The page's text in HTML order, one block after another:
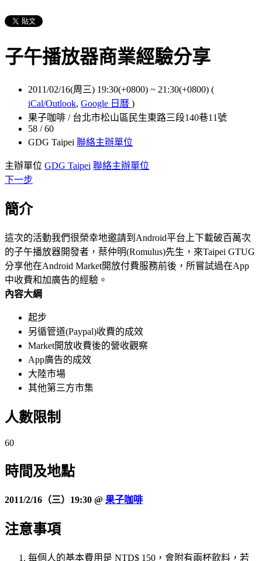
子午播放器商業經驗分享
2011/02/16(周三) 19:30(+0800) ~ 21:30(+0800) (
iCal/Outlook, Google 日曆 )
果子咖啡 / 台北市松山區民生東路三段140巷11號
58 / 60
GDG Taipei 聯絡主辦單位
主辦單位 GDG Taipei 聯絡主辦單位
下一步
簡介
這次的活動我們很榮幸地邀請到Android平台上下載破百萬次
的子午播放器開發者，蔡仲明(Romulus)先生，來Taipei GTUG
分享他在Android Market開放付費服務前後，所嘗試過在App
中收費和加廣告的經驗。
內容大綱
起步
另循管道(Paypal)收費的成效
Market開放收費後的營收觀察
App廣告的成效
大陸市場
其他第三方市集
人數限制
60
時間及地點
2011/2/16（三）19:30 @ 果子咖啡
注意事項
每個人的基本費用是 NTD$ 150，會附有兩杯飲料，若